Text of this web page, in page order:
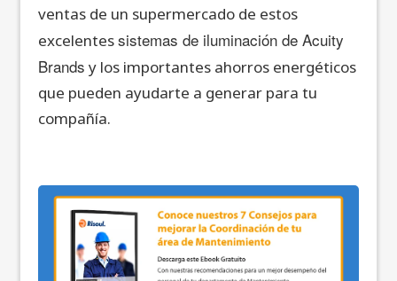
ventas de un supermercado de estos
excelentessistemas de iluminación de Acuity
Brands y los importantes ahorros energéticos
que pueden ayudarte a generar para tu
compañía.